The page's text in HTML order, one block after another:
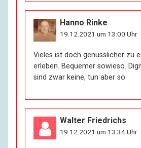
Hanno Rinke
19.12.2021 um 13:00 Uhr
Vieles ist doch genüsslicher zu
erleben. Bequemer sowieso.
sind zwar keine, tun aber so.
Walter Friedrichs
19.12.2021 um 13:34 Uhr